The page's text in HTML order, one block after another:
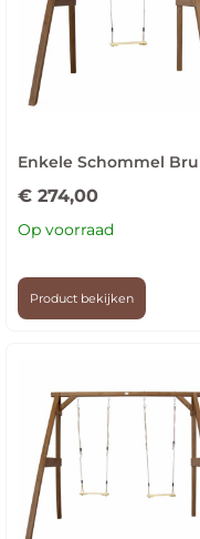
Enkele Schommel
€ 274,00
Op voorraad
Product bekijken